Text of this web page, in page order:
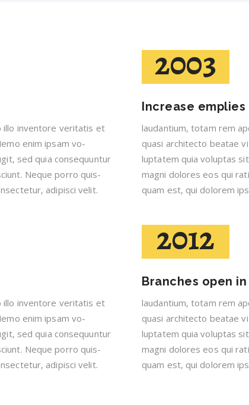
illo inventore veritatis et
enim ipsam vo-
sed quia consequuntur
Neque porro quis-
adipisci velit.
2003
Increase emplies
laudantium, totam rem
quasi architecto beatae
luptatem quia voluptas
magni dolores eos qui
quam est, qui dolorem
illo inventore veritatis et
enim ipsam vo-
sed quia consequuntur
Neque porro quis-
adipisci velit.
2012
Branches open
laudantium, totam rem
quasi architecto beatae
luptatem quia voluptas
magni dolores eos qui
quam est, qui dolorem